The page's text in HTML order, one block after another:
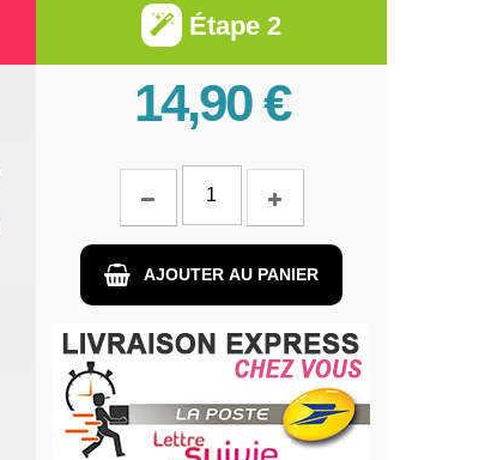
Étape 2
14,90 €
AJOUTER AU PANIER